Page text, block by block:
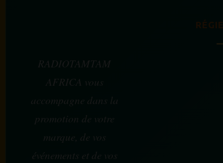
RADIOTAMTAM
AFRICA vous
accompagne dans la
promotion de votre
marque, de vos
événements et de vos